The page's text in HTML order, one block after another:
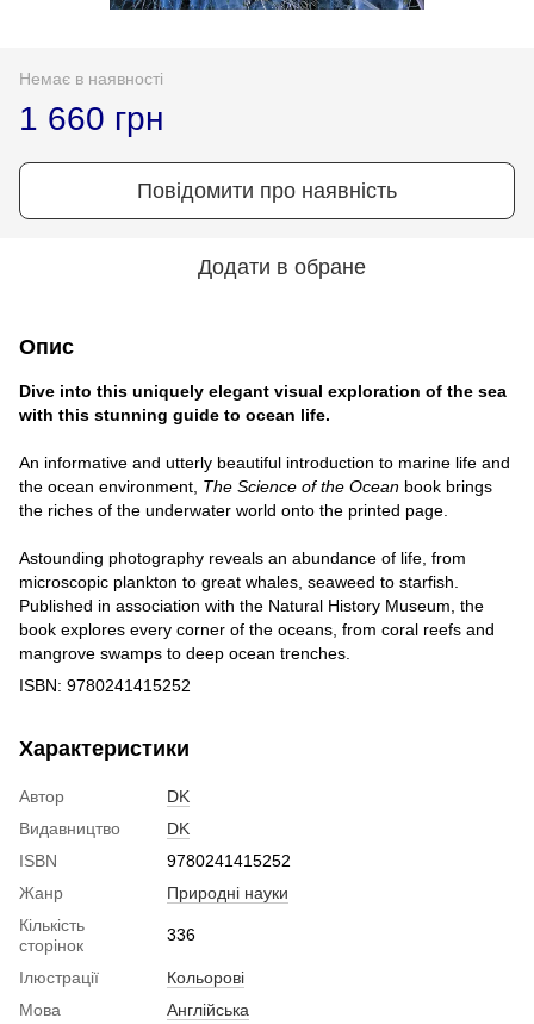
Немає в наявності
1 660 грн
Повідомити про наявність
Додати в обране
Опис
Dive into this uniquely elegant visual exploration of the sea
with this stunning guide to ocean life.
An informative and utterly beautiful introduction to marine life and
the ocean environment, The Science of the Ocean book brings
the riches of the underwater world onto the printed page.
Astounding photography reveals an abundance of life, from
microscopic plankton to great whales, seaweed to starfish.
Published in association with the Natural History Museum, the
book explores every corner of the oceans, from coral reefs and
mangrove swamps to deep ocean trenches.
ISBN: 9780241415252
Характеристики
Автор
DK
Видавництво
DK
ISBN
9780241415252
Жанр
Природні науки
Кількість
сторінок
336
Ілюстрації
Кольорові
Мова
Англійська